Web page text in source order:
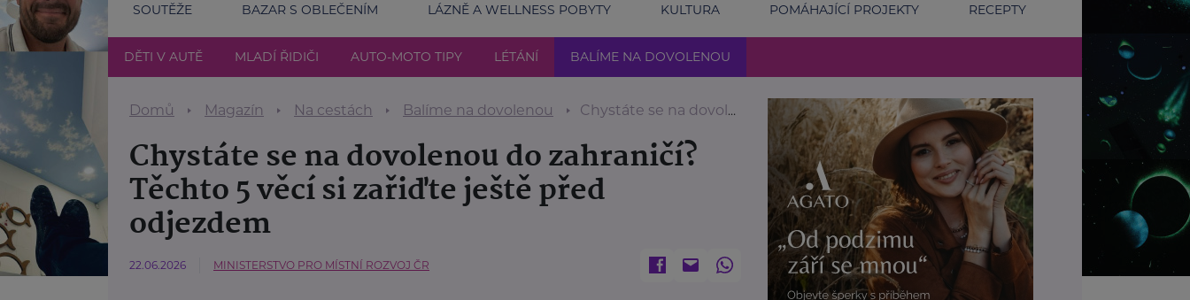
SOUTĚŽE BAZAR S OBLEČENÍM LÁZNĚ A WELLNESS POBYTY KULTURA POMÁHAJÍCÍ PROJEKTY RECEPTY
DĚTI V AUTĚ MLADÍ ŘIDIČI AUTO-MOTO TIPY LÉTÁNÍ BALÍME NA DOVOLENOU
Domů Magazín Na cestách Balíme na dovolenou Chystáte se na dovolenou do zahraničí? Těchto 5 věcí si zařiďte ještě před odjezdem
Chystáte se na dovolenou do zahraničí?
Těchto 5 věcí si zařiďte ještě před
odjezdem
22.06.2026 MINISTERSTVO PRO MÍSTNÍ ROZVOJ ČR